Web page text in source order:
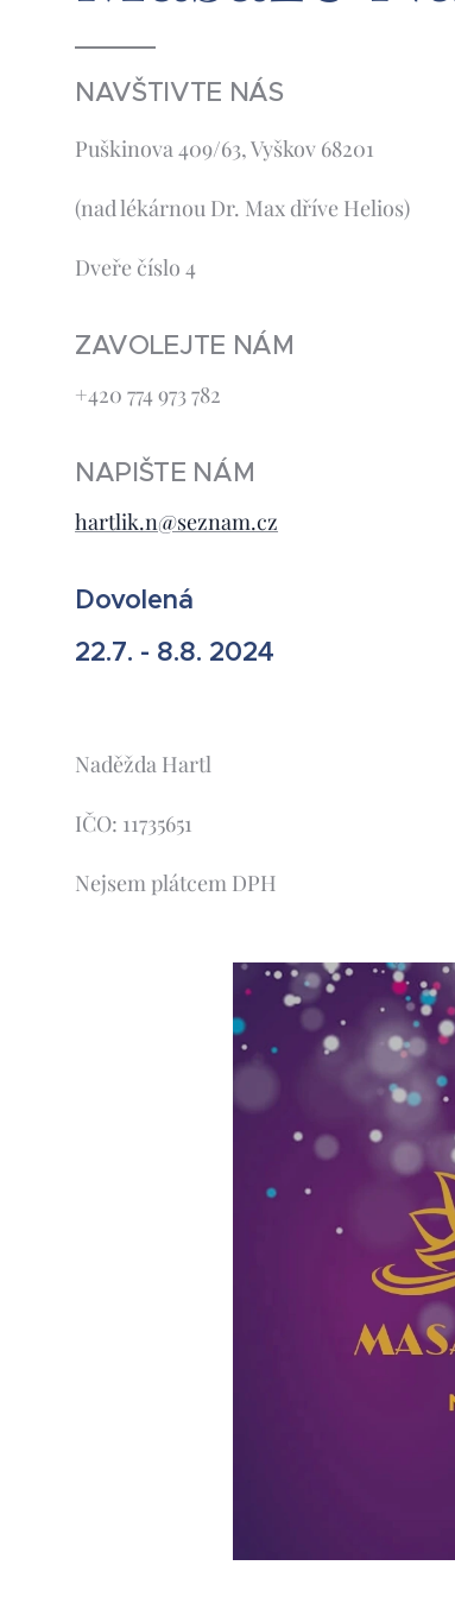
NAVŠTIVTE NÁS
Puškinova 409/63, Vyškov 68201
(nad lékárnou Dr. Max dříve Helios)
Dveře číslo 4
ZAVOLEJTE NÁM
+420 774 973 782
NAPIŠTE NÁM
hartlik.n@seznam.cz
Dovolená
22.7. - 8.8. 2024
Naděžda Hartl
IČO: 11735651
Nejsem plátcem DPH